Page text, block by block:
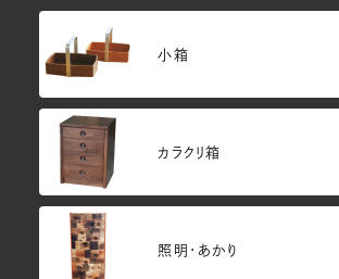
小箱
カラクリ箱
照明・あかり